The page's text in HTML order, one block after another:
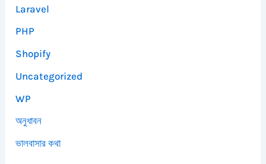
Laravel
PHP
Shopify
Uncategorized
WP
অনুধাবন
ভালবাসার কথা